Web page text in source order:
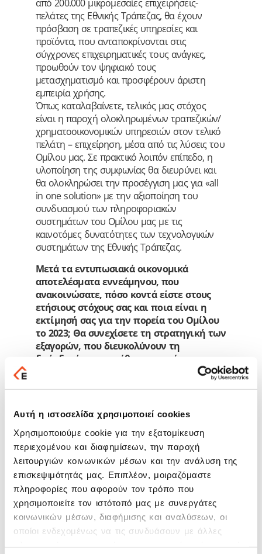
Αυτή η ιστοσελίδα χρησιμοποιεί cookies
Χρησιμοποιούμε cookie για την εξατομίκευση
περιεχομένου και διαφημίσεων, την παροχή
λειτουργιών κοινωνικών μέσων και την ανάλυση της
επισκεψιμότητάς μας. Επιπλέον, μοιραζόμαστε
πληροφορίες που αφορούν τον τρόπο που
χρησιμοποιείτε τον ιστότοπό μας με συνεργάτες
κοινωνικών μέσων, διαφήμισης και αναλύσεων, οι
οποίοι ενδεχομένως να τις συνδυάσουν με άλλες
από 200.000 μικρομεσαίες επιχειρήσεις-
πελάτες της Εθνικής Τράπεζας, θα έχουν
πρόσβαση σε τραπεζικές υπηρεσίες και
προϊόντα, που ανταποκρίνονται στις
σύγχρονες επιχειρηματικές τους ανάγκες,
προωθούν τον ψηφιακό τους
μετασχηματισμό και προσφέρουν άριστη
εμπειρία χρήσης.
Όπως καταλαβαίνετε, τελικός μας στόχος
είναι η παροχή ολοκληρωμένων τραπεζικών/
χρηματοοικονομικών υπηρεσιών στον τελικό
πελάτη – επιχείρηση, μέσα από τις λύσεις του
Ομίλου μας. Σε πρακτικό λοιπόν επίπεδο, η
υλοποίηση της συμφωνίας θα διευρύνει και
θα ολοκληρώσει την προσέγγιση μας για «all
in one solution» με την αξιοποίηση του
συνδυασμού των πληροφοριακών
συστημάτων του Ομίλου μας με τις
καινοτόμες δυνατότητες των τεχνολογικών
συστημάτων της Εθνικής Τράπεζας.
Μετά τα εντυπωσιακά οικονομικά
αποτελέσματα εννεάμηνου, που
ανακοινώσατε, πόσο κοντά είστε στους
ετήσιους στόχους σας και ποια είναι η
εκτίμησή σας για την πορεία του Ομίλου
το 2023; Θα συνεχίσετε τη στρατηγική των
εξαγορών, που διευκολύνουν τη
διείσδυσή σας σε κάθετες αγορές;
Όπως έχουμε ήδη ανακοινώσει, μετά και τη
σημαντική αύξηση των χρηματοοικονομικών
επιβεβαιωθεί η εκτίμησή μας για αύξηση κατά
50% των ετήσιων εσόδων του Ομίλου για το
2022, έναντι του 2021 και επίτευξη
περιθωρίου EBITDA σε ετήσια βάση,
υψηλότερο του 30%. Το 2023 ξεκινάει για
εμάςένας νέος αναπτυξιακός κύκλος
στην Ελλάδα, όσο και στο εξωτερικό. Φυσικά,
στο επιχειρησιακό σχέδιο μας για το 2023-
2025, βασικός μοχλός θα είναι η στρατηγική
συνεργασία με τον Όμιλο της Εθνικής
Τράπεζας, η οποία θα μας δώσει τη